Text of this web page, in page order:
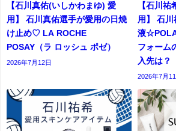
【石川真佑(いしかわまゆ) 愛
用】 石川真佑選手が愛用の日焼
け止め♡ LA ROCHE
POSAY（ラ ロッシュ ポゼ）
2026年7月12日
【石川
用】 石川
液
フォーム
入先は？
2026年7月